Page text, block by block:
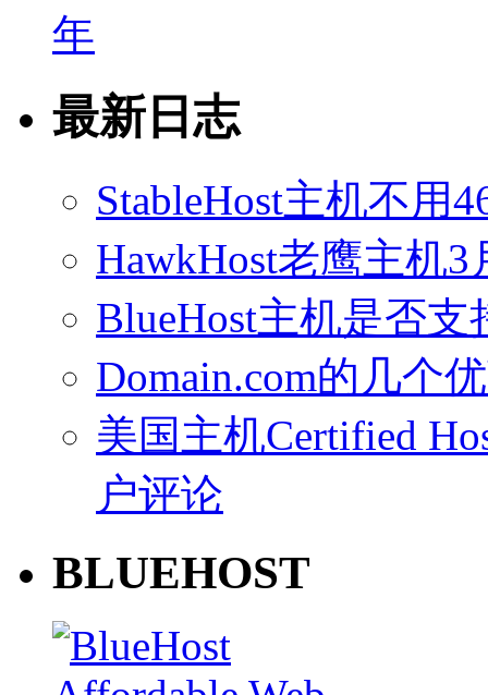
最新日志
StableHost主机不用
HawkHost老鹰主机
BlueHost主机是否
Domain.com的几个
美国主机Certified
户评论
BLUEHOST